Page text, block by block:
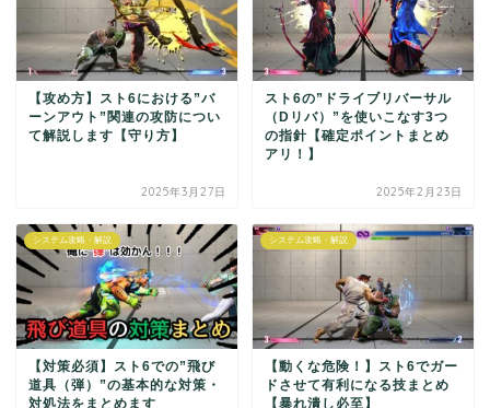
【攻め方】スト6における”バ
ーンアウト”関連の攻防につい
て解説します【守り方】
2025年3月27日
スト6の”ドライブリバーサル
（Dリバ）”を使いこなす3つ
の指針【確定ポイントまとめ
アリ！】
2025年2月23日
システム攻略・解説
【対策必須】スト6での”飛び
道具（弾）”の基本的な対策・
対処法をまとめます
システム攻略・解説
【動くな危険！】スト6でガー
ドさせて有利になる技まとめ
【暴れ潰し必至】